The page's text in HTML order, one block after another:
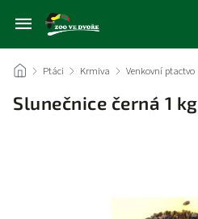
/ Ptáci / Krmiva / Venkovní ptactvo
Slunečnice černá 1 kg